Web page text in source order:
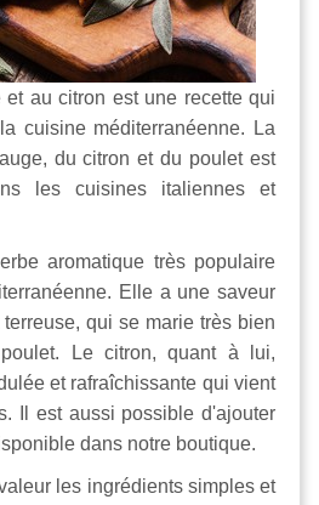
au citron est une recette qui
cuisine méditerranéenne. La
du citron et du poulet est
les cuisines italiennes et
aromatique très populaire
Elle a une saveur
terreuse, qui se marie très bien
Le citron, quant à lui,
et rafraîchissante qui vient
Il est aussi possible d'ajouter
dans notre boutique.
les ingrédients simples et